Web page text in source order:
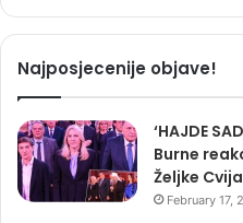
Najposjecenije objave!
‘HAJDE
Burne
Željke
February 17,